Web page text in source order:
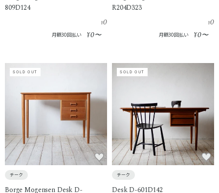
809D124
¥0
月額30回払い ¥0〜
R204D323
¥0
月額30回払い ¥0〜
SOLD OUT
チーク
Borge Mogensen Desk D-
SOLD OUT
チーク
Desk D-601D142